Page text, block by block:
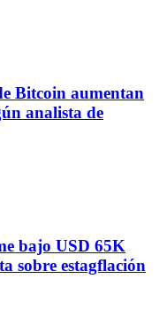
Bitcoin aumentan
analista de
bajo USD 65K
sobre estagflación